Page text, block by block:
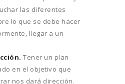
las diferentes
lo que se debe hacer
llegar a un
Tener un plan
en el objetivo que
nos dará dirección.